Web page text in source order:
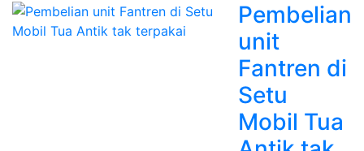
Pembelian
unit
Fantren di
Setu
Mobil Tua